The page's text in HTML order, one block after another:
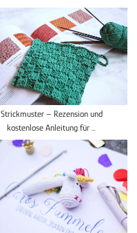
Strickmuster – Rezension und
kostenlose Anleitung für …